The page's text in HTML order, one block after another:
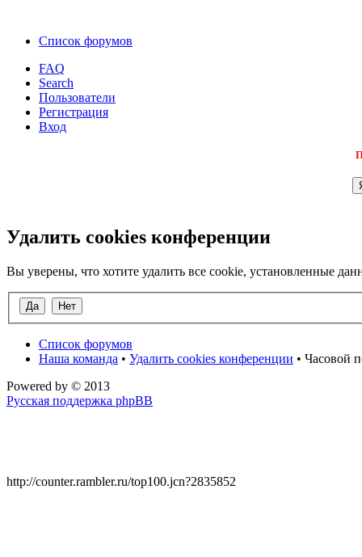
Список форумов
FAQ
Search
Пользователи
Регистрация
Вход
Удалить cookies конференции
Вы уверены, что хотите удалить все cookie, установленные
Список форумов
Наша команда • Удалить cookies конференции • Часовой
Powered by © 2013
Русская поддержка phpBB
http://counter.rambler.ru/top100.jcn?2835852